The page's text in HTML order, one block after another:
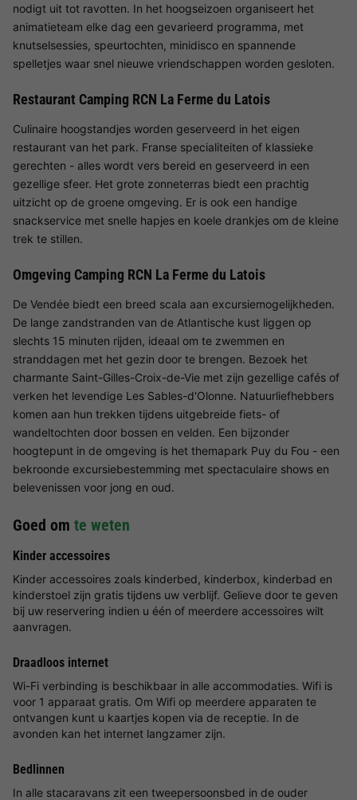
nodigt uit tot ravotten. In het hoogseizoen organiseert het
animatieteam elke dag een gevarieerd programma, met
knutselsessies, speurtochten, minidisco en spannende
spelletjes waar snel nieuwe vriendschappen worden gesloten.
Restaurant Camping RCN La Ferme du Latois
Culinaire hoogstandjes worden geserveerd in het eigen
restaurant van het park. Franse specialiteiten of klassieke
gerechten - alles wordt vers bereid en geserveerd in een
gezellige sfeer. Het grote zonneterras biedt een prachtig
uitzicht op de groene omgeving. Er is ook een handige
snackservice met snelle hapjes en koele drankjes om de kleine
trek te stillen.
Omgeving Camping RCN La Ferme du Latois
De Vendée biedt een breed scala aan excursiemogelijkheden.
De lange zandstranden van de Atlantische kust liggen op
slechts 15 minuten rijden, ideaal om te zwemmen en
stranddagen met het gezin door te brengen. Bezoek het
charmante Saint-Gilles-Croix-de-Vie met zijn gezellige cafés of
verken het levendige Les Sables-d'Olonne. Natuurliefhebbers
komen aan hun trekken tijdens uitgebreide fiets- of
wandeltochten door bossen en velden. Een bijzonder
hoogtepunt in de omgeving is het themapark Puy du Fou - een
bekroonde excursiebestemming met spectaculaire shows en
belevenissen voor jong en oud.
Goed om te weten
Kinder accessoires
Kinder accessoires zoals kinderbed, kinderbox, kinderbad en
kinderstoel zijn gratis tijdens uw verblijf. Gelieve door te geven
bij uw reservering indien u één of meerdere accessoires wilt
aanvragen.
Draadloos internet
Wi-Fi verbinding is beschikbaar in alle accommodaties. Wifi is
voor 1 apparaat gratis. Om Wifi op meerdere apparaten te
ontvangen kunt u kaartjes kopen via de receptie. In de
avonden kan het internet langzamer zijn.
Bedlinnen
In alle stacaravans zit een tweepersoonsbed in de ouder